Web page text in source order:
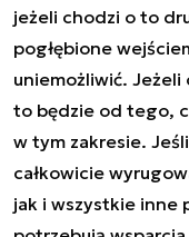
jeżeli chodzi o to
pogłębione
uniemożliwić.
to będzie od tego,
w tym zakresie.
całkowicie
jak i wszystkie inne